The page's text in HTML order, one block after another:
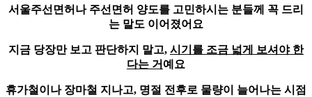
서 울주선면허나 주선면허 양도를 고민하시는 분들께 꼭 드리
는 말도 이어졌어요
지금 당장만 보고 판단하지 말고, 시기를 조금 넓게 보셔야 한
다는 거 예요
휴가철이나 장마철 지나고, 명절 전후로 물량이 늘어나는 시점